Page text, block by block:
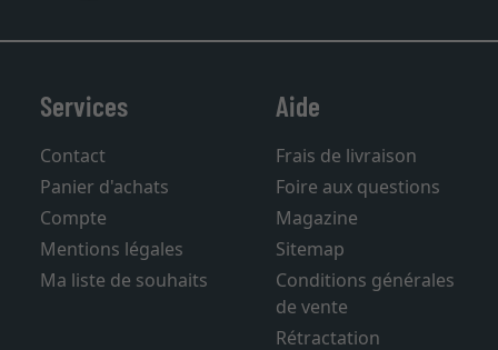
Services
Contact
Panier d'achats
Compte
Mentions légales
Ma liste de souhaits
Aide
Frais de livraison
Foire aux questions
Magazine
Sitemap
Conditions générales
de vente
Rétractation